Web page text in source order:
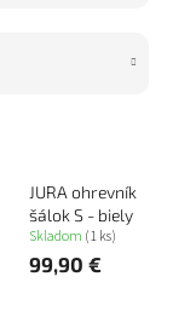
JURA ohrevník
šálok S - biely
Skladom (1 ks)
99,90 €